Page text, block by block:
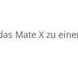
Mate X zu